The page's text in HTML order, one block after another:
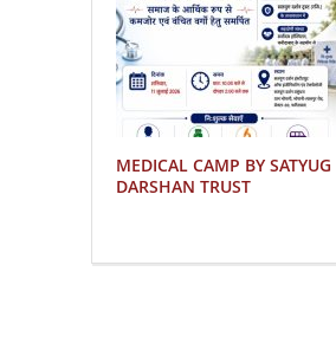
MEDICAL CAMP BY SATYUG
DARSHAN TRUST